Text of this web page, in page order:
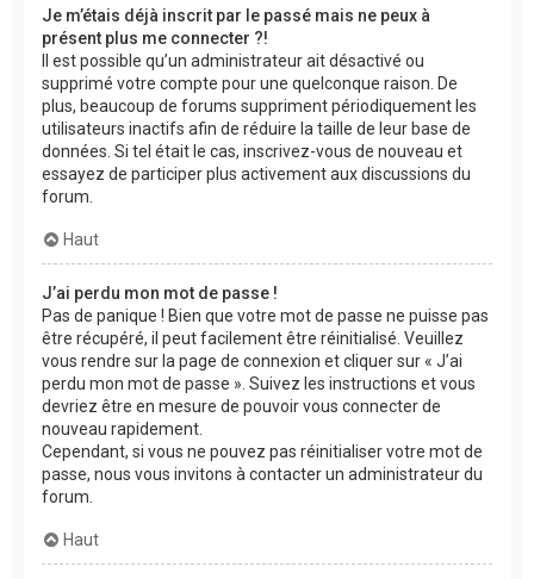
Je m’étais déjà inscrit par le passé mais ne peux à
présent plus me connecter ?!
Il est possible qu’un administrateur ait désactivé ou
supprimé votre compte pour une quelconque raison. De
plus, beaucoup de forums suppriment périodiquement les
utilisateurs inactifs afin de réduire la taille de leur base de
données. Si tel était le cas, inscrivez-vous de nouveau et
essayez de participer plus activement aux discussions du
forum.
Haut
J’ai perdu mon mot de passe !
Pas de panique ! Bien que votre mot de passe ne puisse pas
être récupéré, il peut facilement être réinitialisé. Veuillez
vous rendre sur la page de connexion et cliquer sur « J’ai
perdu mon mot de passe ». Suivez les instructions et vous
devriez être en mesure de pouvoir vous connecter de
nouveau rapidement.
Cependant, si vous ne pouvez pas réinitialiser votre mot de
passe, nous vous invitons à contacter un administrateur du
forum.
Haut